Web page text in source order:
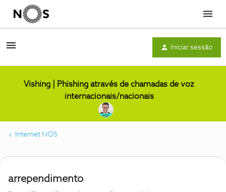
Menu
Iniciar sessão
Vishing | Phishing através de chamadas de voz
internacionais/nacionais
Internet NOS
arrependimento